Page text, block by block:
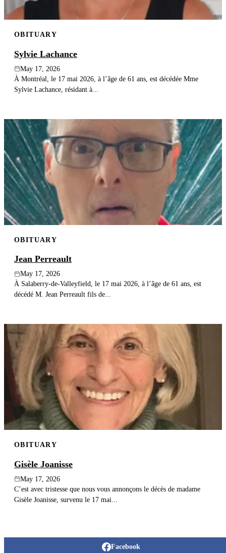
OBITUARY
Sylvie Lachance
May 17, 2026
À Montréal, le 17 mai 2026, à l’âge de 61 ans, est décédée Mme
Sylvie Lachance, résidant à...
OBITUARY
Jean Perreault
May 17, 2026
À Salaberry-de-Valleyfield, le 17 mai 2026, à l’âge de 61 ans, est
décédé M. Jean Perreault fils de...
OBITUARY
Gisèle Joanisse
May 17, 2026
C’est avec tristesse que nous vous annonçons le décès de madame
Gisèle Joanisse, survenu le 17 mai...
Facebook